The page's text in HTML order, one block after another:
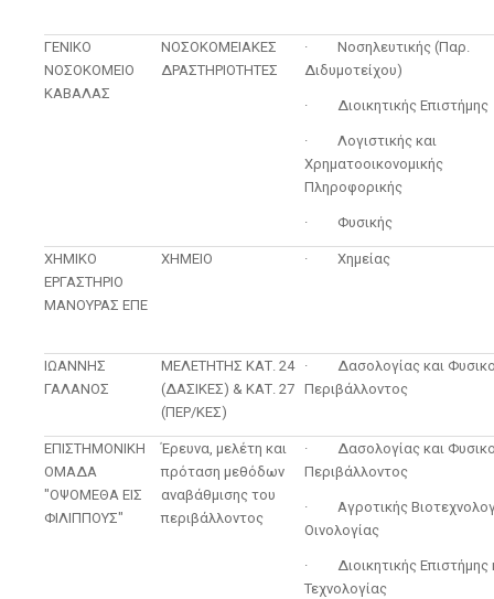
ΓΕΝΙΚΟ
ΝΟΣΟΚΟΜΕΙΟ
ΚΑΒΑΛΑΣ
ΝΟΣΟΚΟΜΕΙΑΚΕΣ
ΔΡΑΣΤΗΡΙΟΤΗΤΕΣ
· Νοσηλευτικής (Παρ.
Διδυμοτείχου)
· Διοικητικής Επιστήμης
· Λογιστικής και
Χρηματοοικονομικής
Πληροφορικής
· Φυσικής
ΧΗΜΙΚΟ
ΕΡΓΑΣΤΗΡΙΟ
ΜΑΝΟΥΡΑΣ ΕΠΕ
ΧΗΜΕΙΟ · Χημείας
ΙΩΑΝΝΗΣ
ΓΑΛΑΝΟΣ
ΜΕΛΕΤΗΤΗΣ ΚΑΤ. 24
(ΔΑΣΙΚΕΣ) & ΚΑΤ. 27
(ΠΕΡ/ΚΕΣ)
· Δασολογίας και
Περιβάλλοντος
ΕΠΙΣΤΗΜΟΝΙΚΗ
ΟΜΑΔΑ
"ΟΨΟΜΕΘΑ ΕΙΣ
ΦΙΛΙΠΠΟΥΣ"
Έρευνα, μελέτη και
πρόταση μεθόδων
αναβάθμισης του
περιβάλλοντος
· Δασολογίας και
Περιβάλλοντος
· Αγροτικής
Οινολογίας
· Διοικητικής Επιστήμης
Τεχνολογίας